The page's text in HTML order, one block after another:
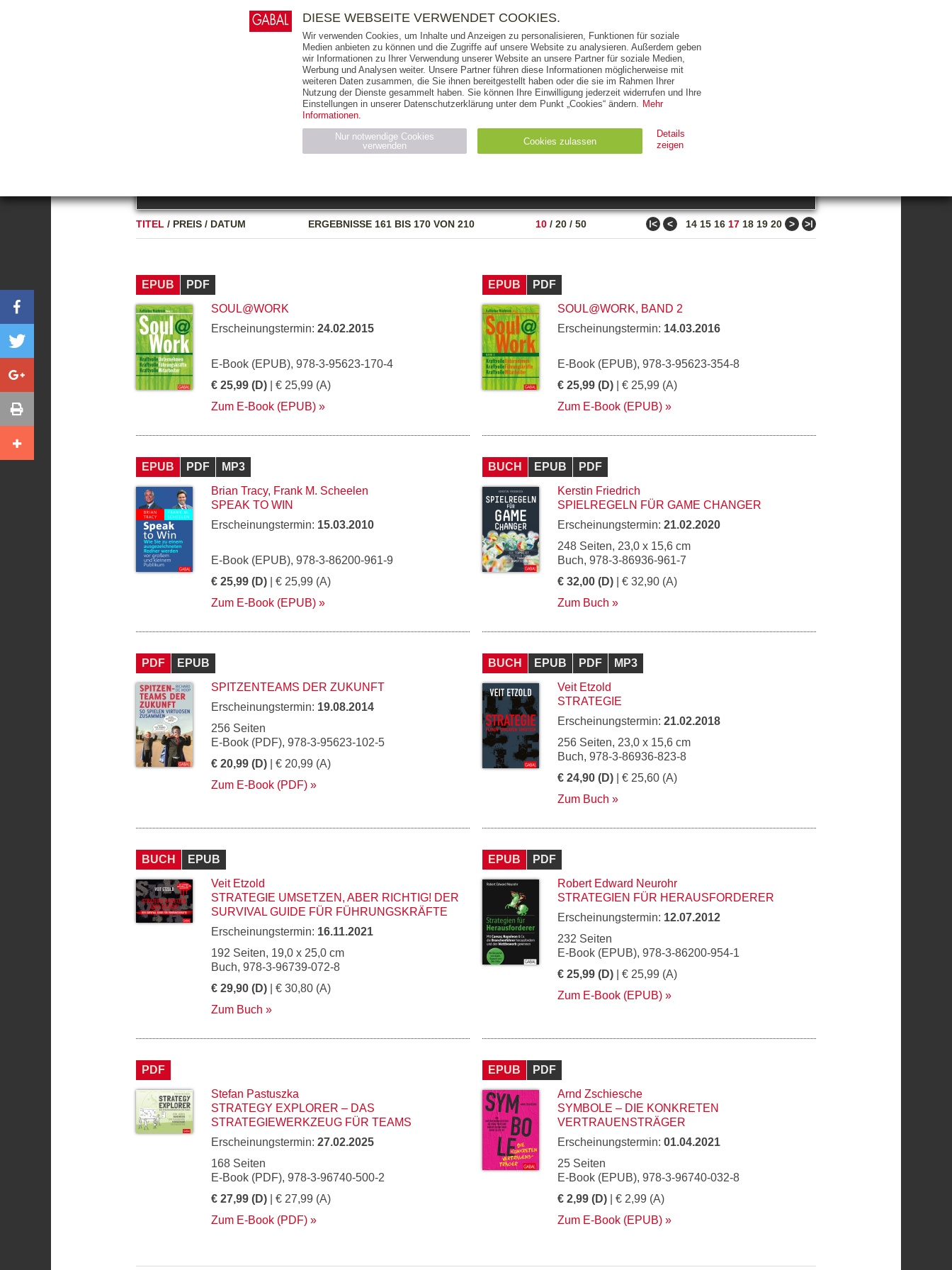
AUSGABEART AUS DER REIHE ZUM THEMA
TITEL / PREIS / DATUM ERGEBNISSE161 BIS 170 VON 210 10 / 20 / 50 ǀ< < 14 15 16 17 18 19 20 > >ǀ
EPUB
PDF
SOUL@WORK
Erscheinungstermin: 24.02.2015
E-Book (EPUB), 978-3-95623-170-4
€ 25,99 (D) | € 25,99 (A)
Zum E-Book (EPUB)
EPUB
PDF
SOUL@WORK, BAND 2
Erscheinungstermin: 14.03.2016
E-Book (EPUB), 978-3-95623-354-8
€ 25,99 (D) | € 25,99 (A)
Zum E-Book (EPUB)
EPUB PDF
MP3
Brian Tracy, Frank M. Scheelen
SPEAK TO WIN
Erscheinungstermin: 15.03.2010
E-Book (EPUB), 978-3-86200-961-9
€ 25,99 (D) | € 25,99 (A)
Zum E-Book (EPUB)
BUCH EPUB
PDF
Kerstin Friedrich
SPIELREGELN FÜR GAME CHANGER
Erscheinungstermin: 21.02.2020
248 Seiten, 23,0 x 15,6 cm
Buch, 978-3-86936-961-7
€ 32,00 (D) | € 32,90 (A)
Zum Buch
PDF
EPUB
SPITZENTEAMS DER ZUKUNFT
Erscheinungstermin: 19.08.2014
256 Seiten
E-Book (PDF), 978-3-95623-102-5
€ 20,99 (D) | € 20,99 (A)
Zum E-Book (PDF)
BUCH EPUB PDF
MP3
Veit Etzold
STRATEGIE
Erscheinungstermin: 21.02.2018
256 Seiten, 23,0 x 15,6 cm
Buch, 978-3-86936-823-8
€ 24,90 (D) | € 25,60 (A)
Zum Buch
BUCH
EPUB
Veit Etzold
STRATEGIE UMSETZEN, ABER RICHTIG! DER
SURVIVAL GUIDE FÜR FÜHRUNGSKRÄFTE
Erscheinungstermin: 16.11.2021
192 Seiten, 19,0 x 25,0 cm
Buch, 978-3-96739-072-8
€ 29,90 (D) | € 30,80 (A)
Zum Buch
EPUB
PDF
Robert Edward Neurohr
STRATEGIEN FÜR HERAUSFORDERER
Erscheinungstermin: 12.07.2012
232 Seiten
E-Book (EPUB), 978-3-86200-954-1
€ 25,99 (D) | € 25,99 (A)
Zum E-Book (EPUB)
PDF
Stefan Pastuszka
STRATEGY EXPLORER – DAS
STRATEGIEWERKZEUG FÜR TEAMS
Erscheinungstermin: 27.02.2025
168 Seiten
E-Book (PDF), 978-3-96740-500-2
€ 27,99 (D) | € 27,99 (A)
Zum E-Book (PDF)
EPUB
PDF
Arnd Zschiesche
SYMBOLE – DIE KONKRETEN
VERTRAUENSTRÄGER
Erscheinungstermin: 01.04.2021
25 Seiten
E-Book (EPUB), 978-3-96740-032-8
€ 2,99 (D) | € 2,99 (A)
Zum E-Book (EPUB)
E-BOOKS AUDIO-CDS MP3 NON-BOOKS
THEMEN AUTOREN VERLAG
RIGHTS PRESSE HANDEL FÜR UNTERNEHMEN
DIESE WEBSEITE VERWENDET COOKIES.
Wir verwenden Cookies, um Inhalte und Anzeigen zu personalisieren, Funktionen für soziale
Medien anbieten zu können und die Zugriffe auf unsere Website zu analysieren. Außerdem geben
wir Informationen zu Ihrer Verwendung unserer Website an unsere Partner für soziale Medien,
Werbung und Analysen weiter. Unsere Partner führen diese Informationen möglicherweise mit
weiteren Daten zusammen, die Sie ihnen bereitgestellt haben oder die sie im Rahmen Ihrer
Nutzung der Dienste gesammelt haben. Sie können Ihre Einwilligung jederzeit widerrufen und Ihre
Einstellungen in unserer Datenschutzerklärung unter dem Punkt „Cookies“ ändern. Mehr
Informationen.
Nur notwendige Cookies
verwenden
Cookies zulassen
Details
zeigen
Name Anbieter Zweck Ablauf
Typ
CMS_SESSION_ID
gabal-
Wird für die Speicherung der Benutzer-Session verwendet Session HTTP